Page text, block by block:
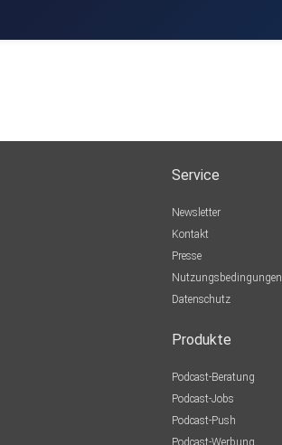
Service
Newsletter
Kontakt
Presse
Nutzungsbedingungen
Datenschutz
Produkte
Podcast-Beratung
Podcast-Jobs
Podcast-Push
Podcast-Werbung